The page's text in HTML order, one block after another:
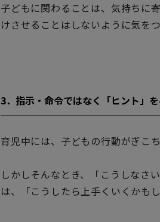
子どもに関わることは、気持ちに
けさせることはしないように気を
3．指示・命令ではなく「ヒント」
育児中には、子どもの行動がぎこ
しかしそんなとき、「こうしなさ
は、「こうしたら上手くいくかも